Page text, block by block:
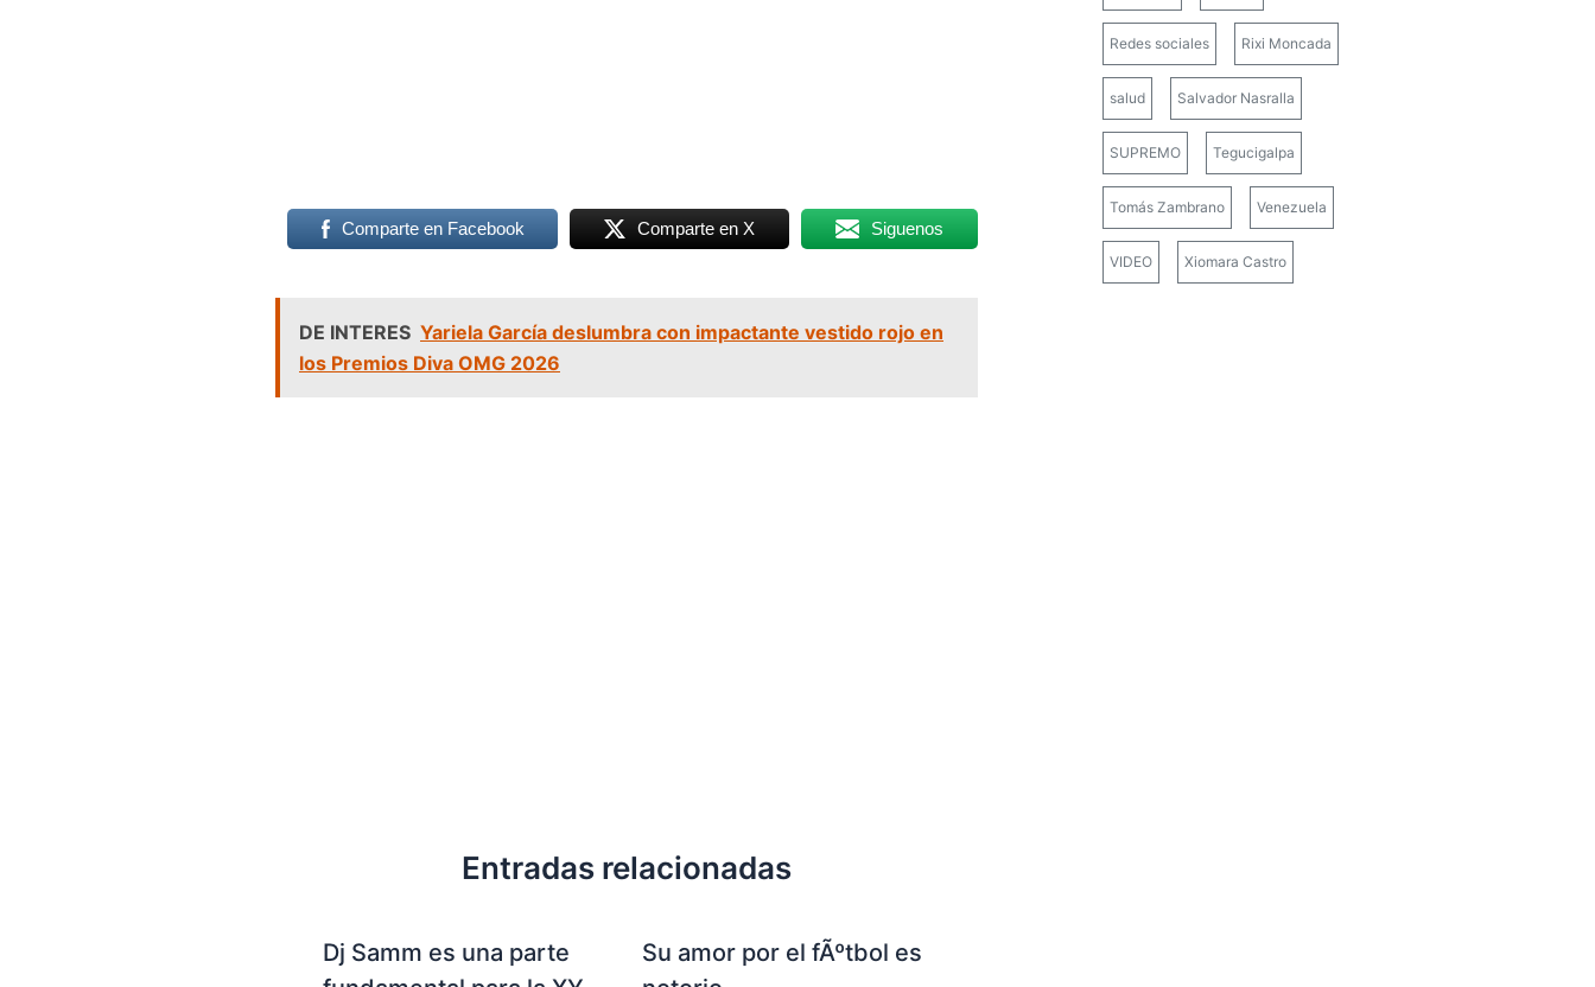
Comparte en Facebook Comparte en X Siguenos
DE INTERES Yariela García deslumbra con impactante vestido rojo en
los Premios Diva OMG 2026
Entradas relacionadas
Dj Samm es una parte
Su amor por el fÃºtbol es
Redes sociales Rixi Moncada
salud Salvador Nasralla
SUPREMO Tegucigalpa
Tomás Zambrano Venezuela
VIDEO Xiomara Castro